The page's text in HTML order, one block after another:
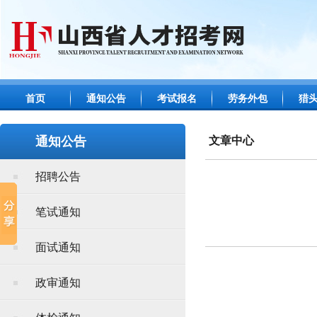
首页 通知公告 考试报名 劳务外包 猎
通知公告
招聘公告
笔试通知
面试通知
政审通知
文章中心